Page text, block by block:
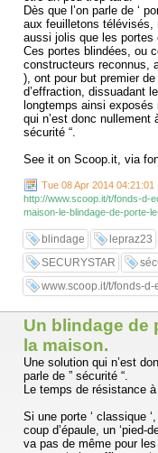
Dès que l’on parle de ‘
aux feuilletons
aussi jolis que les
Ces portes blindées, ou
constructeurs reconnus,
), ont pour but premier
d’effraction, dissuadant
longtemps ainsi
qui n’est donc nullement
sécurité “.
See it on Scoop.it, via
Tue 08 Apr 2014
http://www.scoop.it/t/fonds-d-
maison-le-blindage-de-porte-
blindage lepraz23
SECURYSTAR
www.scoop.it/t/fonds-
Un blindage de
la maison.
Une solution qui n’est
parle de ” sécurité “.
Le temps de résistance à
Si une porte ‘ classique
coup d’épaule, un ‘pied-
va pas de même pour